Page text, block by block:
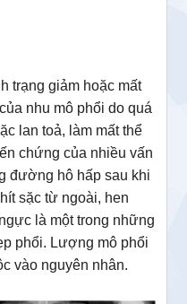
trạng giảm hoặc mất
nhu mô phổi do quá
lan toả, làm mất thể
chứng của nhiều vấn
đường hô hấp sau khi
sặc từ ngoài, hen
là một trong những
phổi. Lượng mô phổi
vào nguyên nhân.